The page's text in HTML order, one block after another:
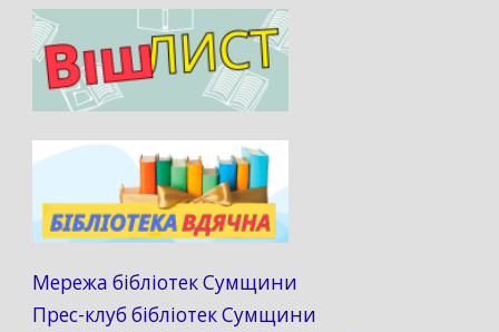
Мережа бібліотек Сумщини
Прес-клуб бібліотек Сумщини